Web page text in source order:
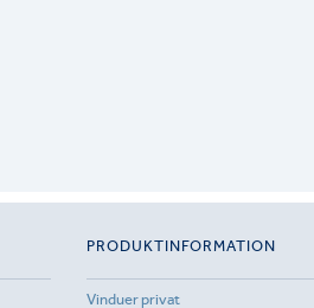
PRODUKTINFORMATION
Vinduer privat